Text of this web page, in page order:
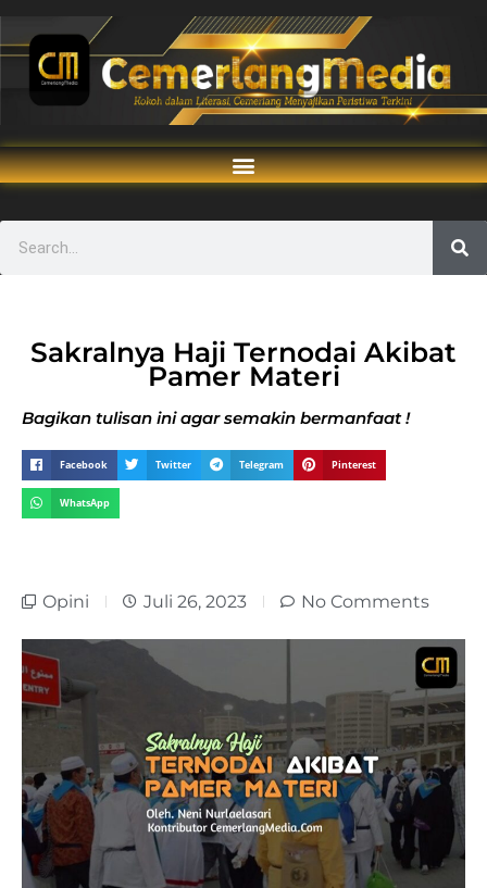
Sakralnya Haji Ternodai Akibat
Pamer Materi
Bagikan tulisan ini agar semakin bermanfaat !
Facebook Twitter Telegram Pinterest
WhatsApp
Opini Juli 26, 2023 No Comments